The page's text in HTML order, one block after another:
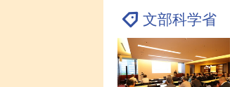
文部科学省